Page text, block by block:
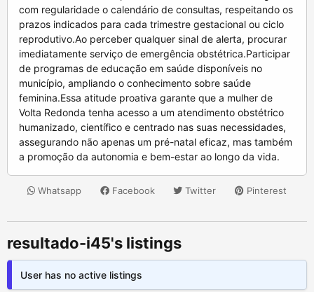
Whatsapp Facebook Twitter Pinterest
resultado-i45's listings
User has no active listings